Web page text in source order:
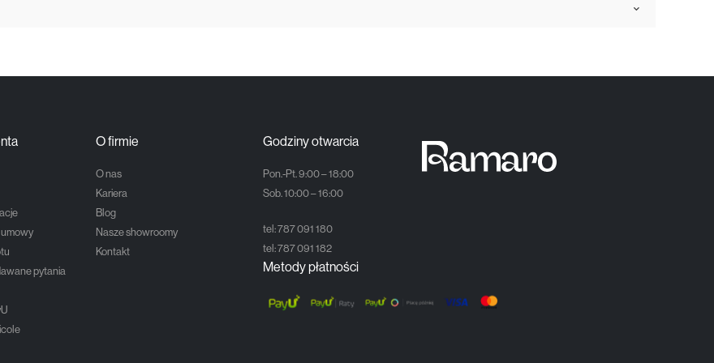
pytania
O firmie
O nas
Kariera
Blog
Nasze showroomy
Kontakt
Godziny otwarcia
Pon.-Pt. 9:00 – 18:00
Sob. 10:00 – 16:00
tel:787 091 180
tel:787 091 182
Metody płatności